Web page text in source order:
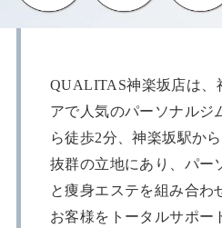
QUALITAS神楽坂店は、
アで人気のパーソナルジ
ら徒歩2分、神楽坂駅か
抜群の立地にあり、パー
と痩身エステを組み合わ
お客様をトータルサポー